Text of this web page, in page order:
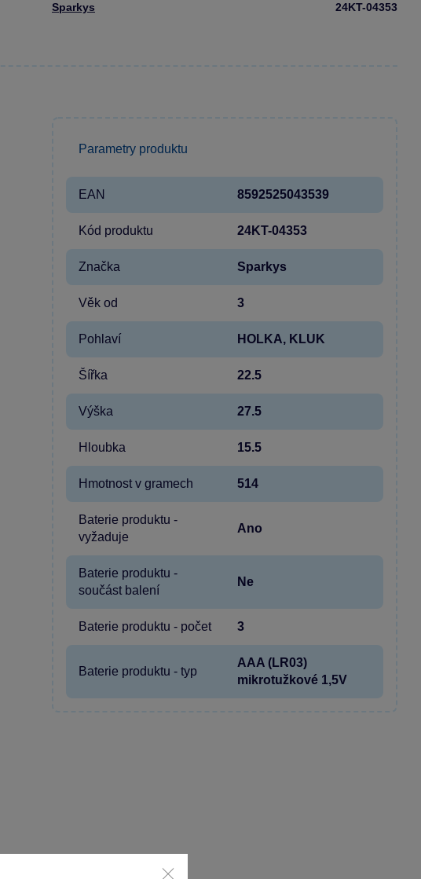
Sparkys 24KT-04353
Parametry produktu
EAN 8592525043539
Kód produktu 24KT-04353
Značka Sparkys
Věk od 3
Pohlaví HOLKA, KLUK
Šířka 22.5
Výška 27.5
Hloubka 15.5
Hmotnost v gramech 514
Baterie produktu -
vyžaduje
Ano
Baterie produktu -
součást balení
Ne
Baterie produktu - počet 3
Baterie produktu - typ
AAA (LR03)
mikrotužkové 1,5V